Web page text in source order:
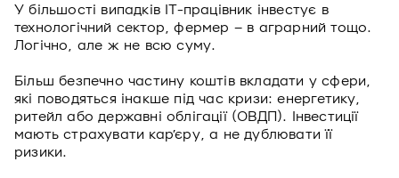
У більшості випадків IT-працівник інвестує в
технологічний сектор, фермер – в аграрний тощо.
Логічно, але ж не всю суму.
Більш безпечно частину коштів вкладати у сфери,
які поводяться інакше під час кризи: енергетику,
ритейл або державні облігації (ОВДП). Інвестиції
мають страхувати кар’єру, а не дублювати її
ризики.